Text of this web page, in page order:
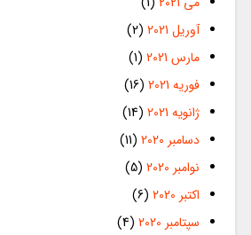
آوریل 2021
(2)
مارس 2021
(1)
فوریه 2021
(16)
ژانویه 2021
(14)
دسامبر 2020
(11)
نوامبر 2020
(5)
اکتبر 2020
(6)
سپتامبر 2020
(4)